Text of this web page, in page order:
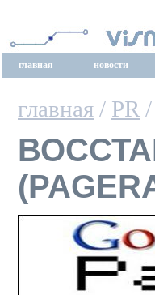
главная новости
главная / PR